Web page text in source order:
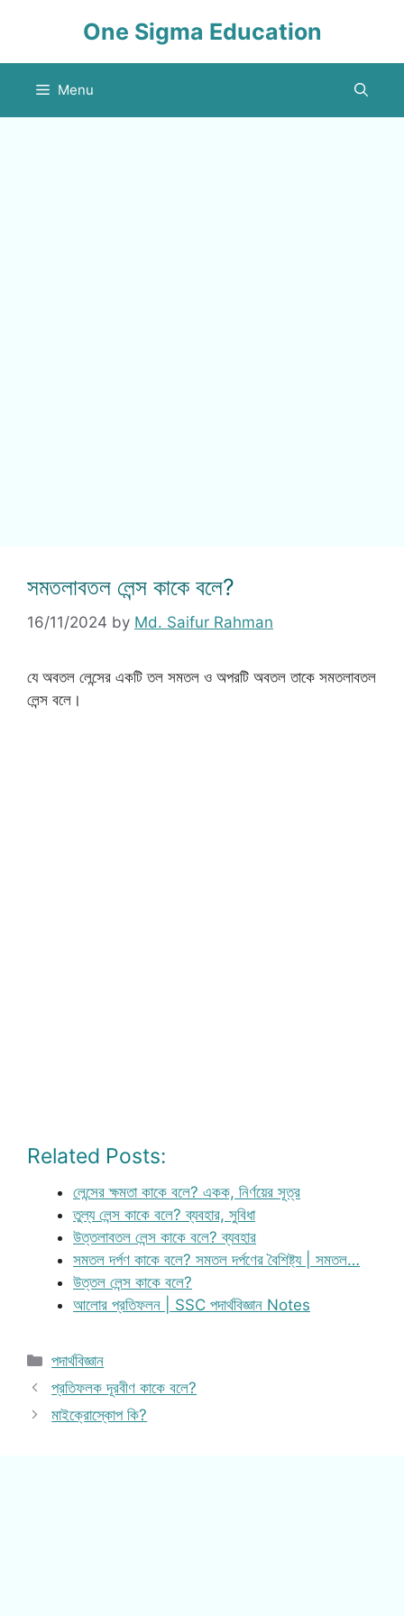
One Sigma Education
Menu
সমতলাবতল লেন্স কাকে বলে?
16/11/2024 by Md. Saifur Rahman
যে অবতল লেন্সের একটি তল সমতল ও অপরটি অবতল তাকে সমতলাবতল
লেন্স বলে।
Related Posts:
লেন্সের ক্ষমতা কাকে বলে? একক, নির্ণয়ের সূত্র
তুল্য লেন্স কাকে বলে? ব্যবহার, সুবিধা
উত্তলাবতল লেন্স কাকে বলে? ব্যবহার
সমতল দর্পণ কাকে বলে? সমতল দর্পণের বৈশিষ্ট্য | সমতল…
উত্তল লেন্স কাকে বলে?
আলোর প্রতিফলন | SSC পদার্থবিজ্ঞান Notes
Categories
পদার্থবিজ্ঞান
প্রতিফলক দূরবীণ কাকে বলে?
মাইক্রোস্কোপ কি?